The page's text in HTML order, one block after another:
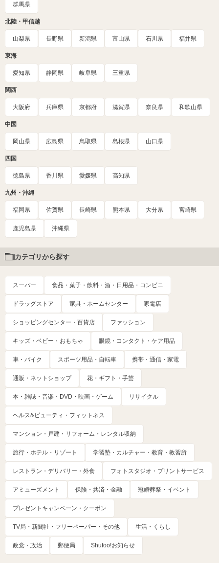
群馬県
北陸・甲信越
山梨県 長野県 新潟県 富山県 石川県 福井県
東海
愛知県 静岡県 岐阜県 三重県
関西
大阪府 兵庫県 京都府 滋賀県 奈良県 和歌山県
中国
岡山県 広島県 鳥取県 島根県 山口県
四国
徳島県 香川県 愛媛県 高知県
九州・沖縄
福岡県 佐賀県 長崎県 熊本県 大分県 宮崎県
鹿児島県 沖縄県
カテゴリから探す
スーパー 食品・菓子・飲料・酒・日用品・コンビニ
ドラッグストア 家具・ホームセンター 家電店
ショッピングセンター・百貨店 ファッション
キッズ・ベビー・おもちゃ 眼鏡・コンタクト・ケア用品
車・バイク スポーツ用品・自転車 携帯・通信・家電
通販・ネットショップ 花・ギフト・手芸
本・雑誌・音楽・DVD・映画・ゲーム リサイクル
ヘルス&ビューティ・フィットネス
マンション・戸建・リフォーム・レンタル収納
旅行・ホテル・リゾート 学習塾・カルチャー・教育・教習所
レストラン・デリバリー・外食 フォトスタジオ・プリントサービス
アミューズメント 保険・共済・金融 冠婚葬祭・イベント
プレゼントキャンペーン・クーポン
TV局・新聞社・フリーペーパー・その他 生活・くらし
政党・政治 郵便局 Shufoo!お知らせ